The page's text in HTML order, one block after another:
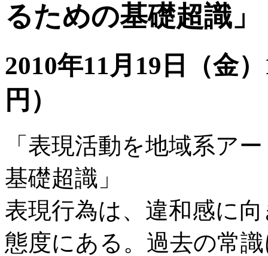
るための基礎超識」
2010年11月19日（金
円）
「表現活動を地域系ア
基礎超識」
表現行為は、違和感に
態度にある。過去の常